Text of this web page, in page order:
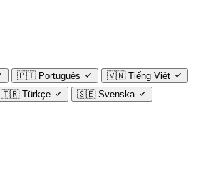
🇵🇹 Português 🇻🇳 Tiếng Việt
🇹🇷 Türkçe 🇸🇪 Svenska